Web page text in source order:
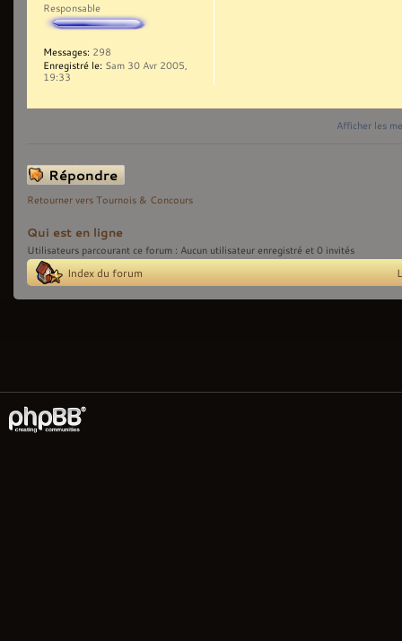
Responsable
Messages: 298
Enregistré le: Sam 30 Avr 2005,
19:33
Afficher les
Répondre
Retourner vers Tournois & Concours
Qui est en ligne
Utilisateurs parcourant ce forum : Aucun utilisateur enregistré et 0 invités
Index du forum